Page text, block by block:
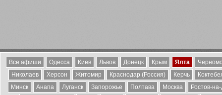
Все афиши Одесса Киев Львов Донецк Крым Ялта
Николаев
Херсон Житомир Краснодар (Россия) Керчь
Минск
Анапа Луганск Запорожье Полтава Москва
Ростов-